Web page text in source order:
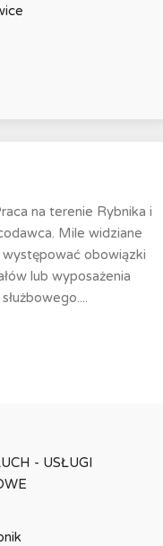
na terenie Rybnika i
Mile widziane
obowiązki
lub wyposażenia
- USŁUGI